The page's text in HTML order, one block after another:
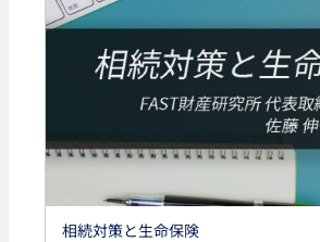
相続対策と生命保険